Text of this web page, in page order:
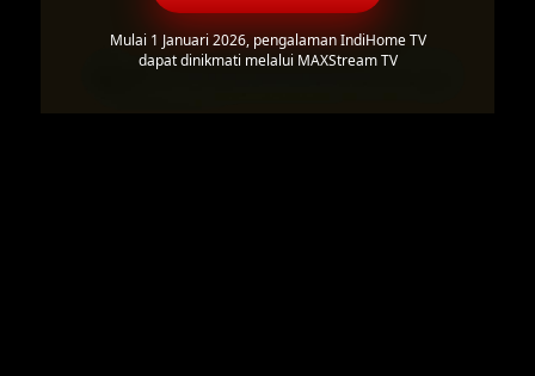
Mulai 1 Januari 2026, pengalaman IndiHome TV
dapat dinikmati melalui MAXStream TV